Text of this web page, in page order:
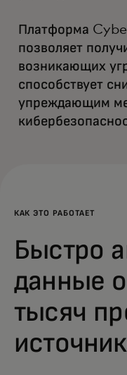
Платформа
позволяет
возникающих
способствует
упреждающим
КАК ЭТО РАБОТАЕТ
Быстро
данные
тысяч